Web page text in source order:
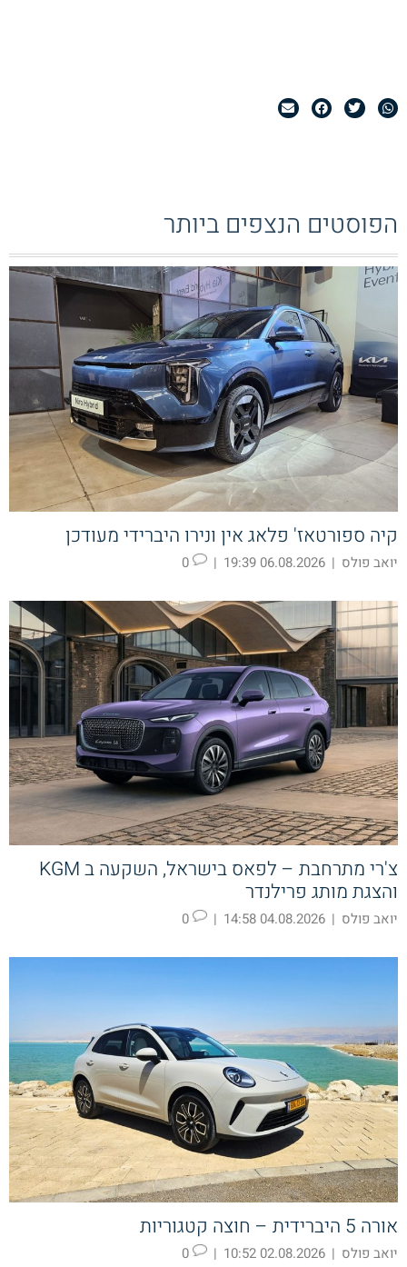
הפוסטים הנצפים ביותר
קיה ספורטאז' פלאג אין ונירו היברידי מעודכן
יואב פולס |
06.08.2026 19:39
|
צ'רי מתרחבת – לפאס בישראל, השקעה ב KGM
והצגת מותג פרילנדר
יואב פולס |
04.08.2026 14:58
|
אורה 5 היברידית – חוצה קטגוריות
יואב פולס |
02.08.2026 10:52
|